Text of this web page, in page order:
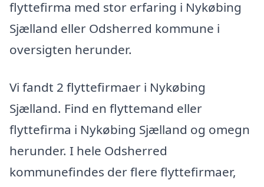
flyttefirma med stor erfaring i Nykøbing
Sjælland eller Odsherred kommune i
oversigten herunder.
Vi fandt 2 flyttefirmaer i Nykøbing
Sjælland. Find en flyttemand eller
flyttefirma i Nykøbing Sjælland og omegn
herunder. I hele Odsherred
kommunefindes der flere flyttefirmaer,